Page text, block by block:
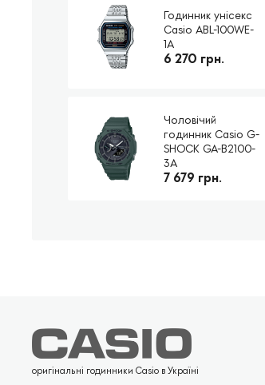
Годинник унісекс
Casio ABL-100WE-
1A
6 270 грн.
Чоловічий
годинник Casio G-
SHOCK GA-B2100-
3A
7 679 грн.
оригінальні годинники Casio в Україні